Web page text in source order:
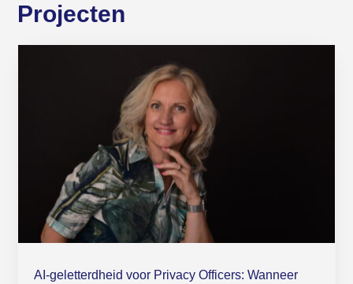
Projecten
AI-geletterdheid voor Privacy Officers: Wanneer